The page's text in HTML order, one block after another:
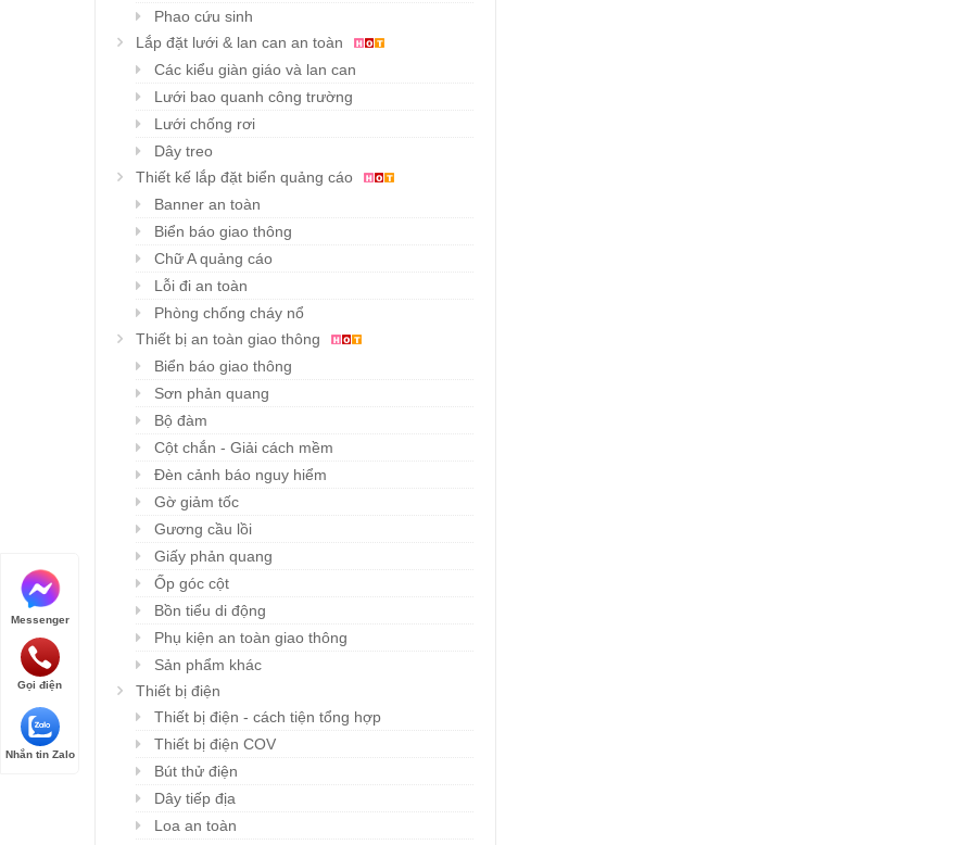
Phao cứu sinh
Lắp đặt lưới & lan can an toàn
Các kiểu giàn giáo và lan can
Lưới bao quanh công trường
Lưới chống rơi
Dây treo
Thiết kế lắp đặt biển quảng cáo
Banner an toàn
Biển báo giao thông
Chữ A quảng cáo
Lỗi đi an toàn
Phòng chống cháy nổ
Thiết bị an toàn giao thông
Biển báo giao thông
Sơn phản quang
Bộ đàm
Cột chắn - Giải cách mềm
Đèn cảnh báo nguy hiểm
Gờ giảm tốc
Gương cầu lồi
Giấy phản quang
Ốp góc cột
Bồn tiểu di động
Phụ kiện an toàn giao thông
Sản phẩm khác
Thiết bị điện
Thiết bị điện - cách tiện tổng hợp
Thiết bị điện COV
Bút thử điện
Dây tiếp địa
Loa an toàn
Messenger
Gọi điện
Nhắn tin Zalo